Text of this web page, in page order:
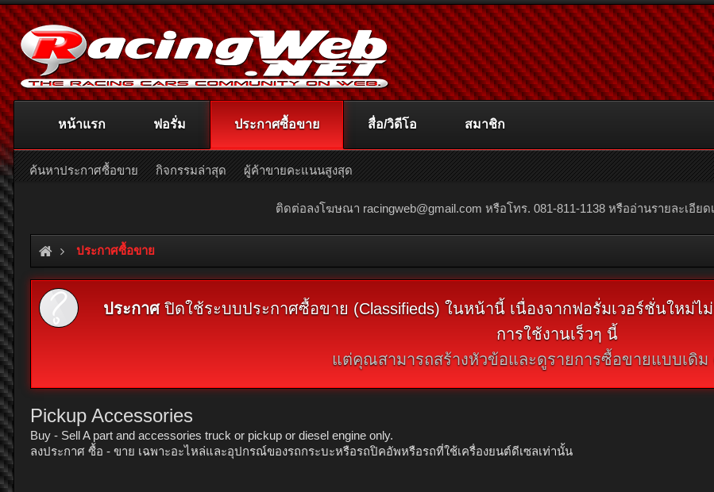
ติดต่อลงโฆษณา racingweb@gmail.com หรือโทร. 081-811-1138 หรืออ่านรายละเอีย
ประกาศซื้อขาย
ประกาศปิดใช้ระบบประกาศซื้อขาย (Classifieds) ในหน้านี้ เนื่องจากฟอรั่มเวอร์ชั่นใหม่ไ
การใช้งานเร็วๆ นี้
แต่คุณสามารถสร้างหัวข้อและดูรายการซื้อขายแบบเดิ
Pickup Accessories
Buy - Sell A part and accessories truck or pickup or diesel engine only.
ลงประกาศ ซื้อ - ขาย เฉพาะอะไหล่และอุปกรณ์ของรถกระบะหรือรถปิคอัพหรือรถที่ใช้เครื่องยนต์ดีเซลเท่านั้น
หน้าแรก ฟอรั่ม ประกาศซื้อขาย
ค้นหาประกาศซื้อขาย กิจกรรมล่าสุด ผู้ค้าขายคะแนนสูงสุด
สื่อ/วิดีโอ สมาชิก